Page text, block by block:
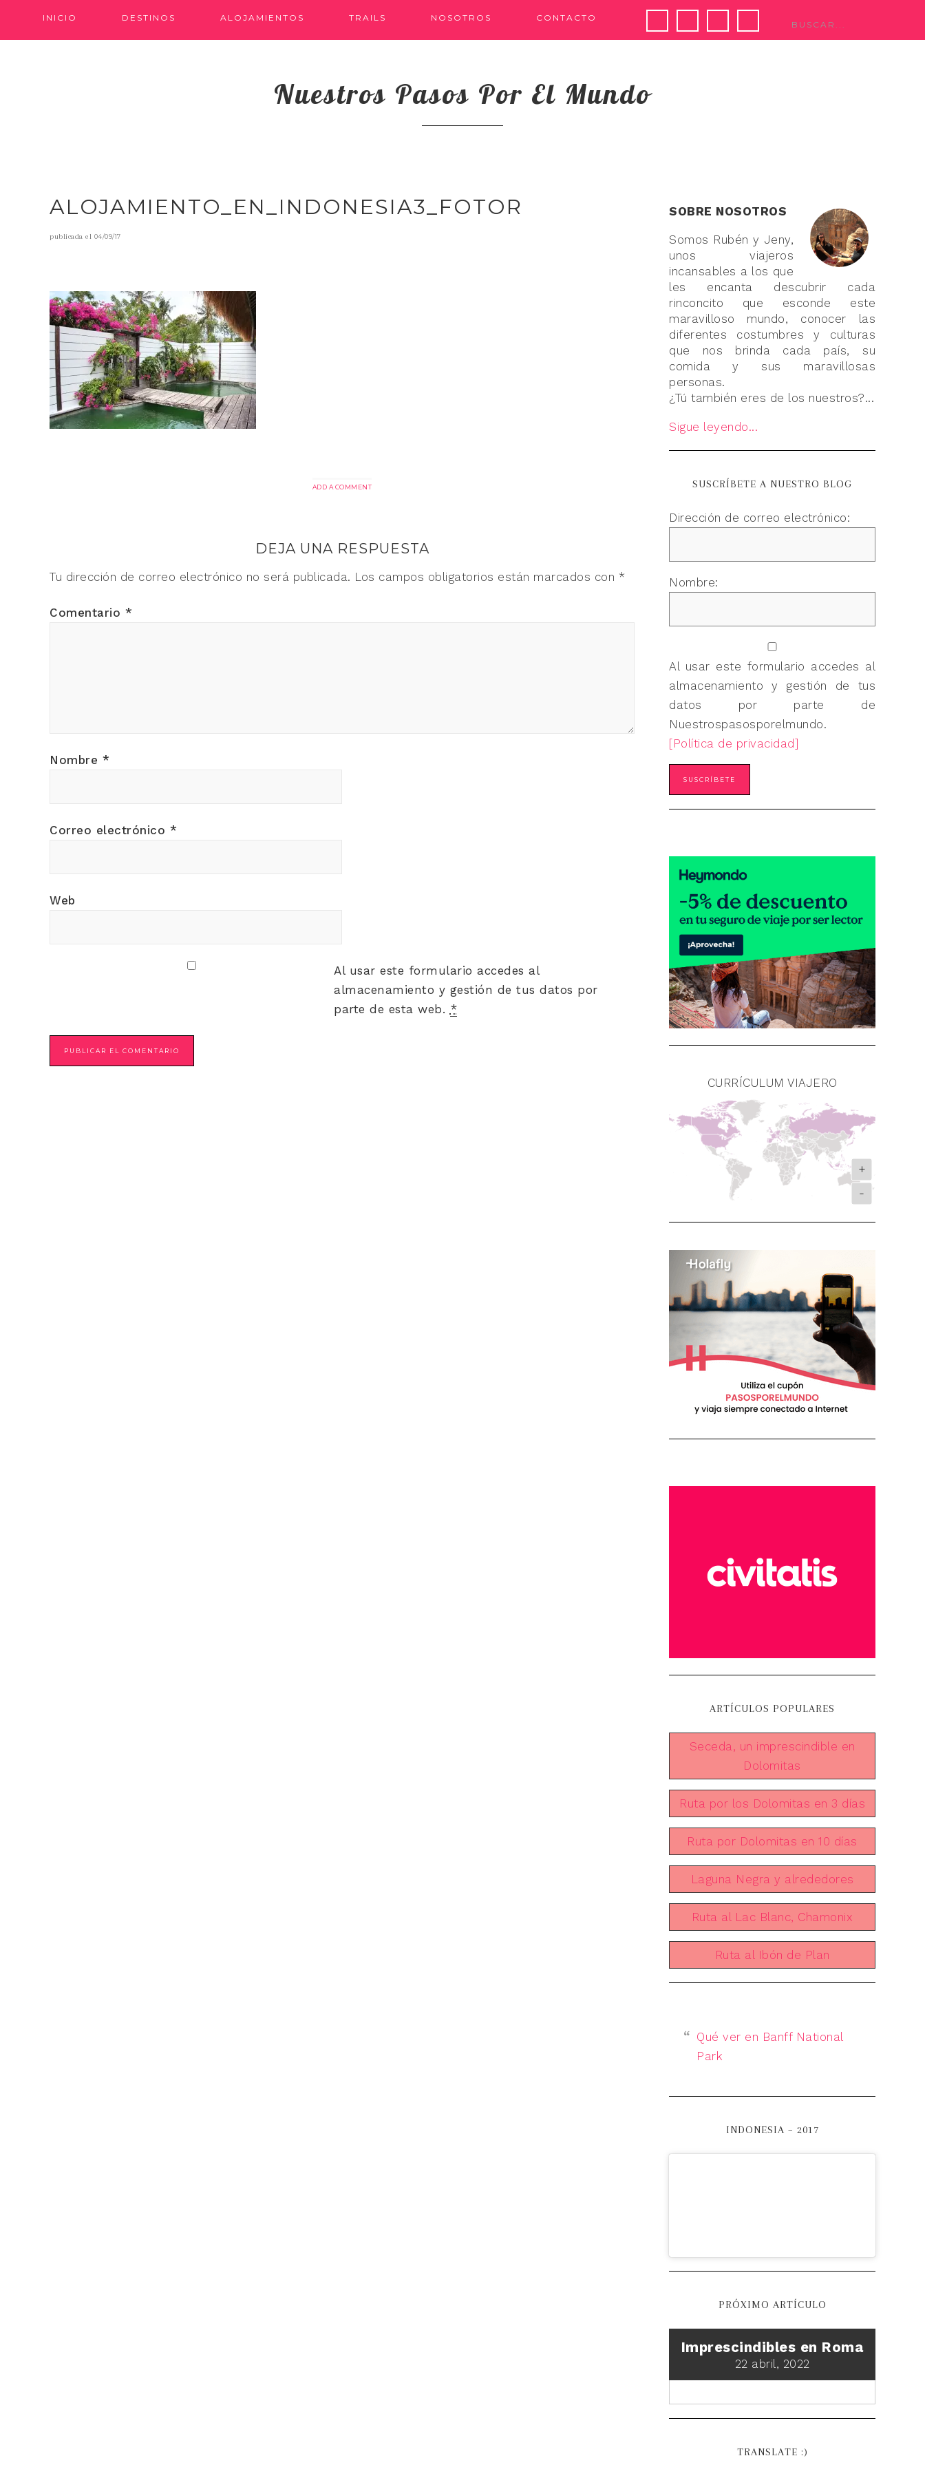
INICIO DESTINOS ALOJAMIENTOS TRAILS NOSOTROS CONTACTO
Nuestros Pasos Por El Mundo
ALOJAMIENTO_EN_INDONESIA3_FOTOR
publicada el 04/09/17
ADD A COMMENT
DEJA UNA RESPUESTA
Tu dirección de correo electrónico no será publicada. Los campos obligatorios están marcados con *
Comentario *
Nombre *
Correo electrónico *
Web
Al usar este formulario accedes al
almacenamiento y gestión de tus datos por
parte de esta web. *
SOBRE NOSOTROS
Somos Rubén y Jeny,
unos viajeros
incansables a los que
les encanta descubrir cada
rinconcito que esconde este
maravilloso mundo, conocer las
diferentes costumbres y culturas
que nos brinda cada país, su
comida y sus maravillosas
personas.
¿Tú también eres de los nuestros?...
Sigue leyendo...
SUSCRÍBETE A NUESTRO BLOG
Dirección de correo electrónico:
Nombre:
Al usar este formulario accedes al
almacenamiento y gestión de tus
datos por parte de
Nuestrospasosporelmundo.
[Política de privacidad]
CURRÍCULUM VIAJERO
+
-
ARTÍCULOS POPULARES
Seceda, un imprescindible en
Dolomitas
Ruta por los Dolomitas en 3 días
Ruta por Dolomitas en 10 días
Laguna Negra y alrededores
Ruta al Lac Blanc, Chamonix
Ruta al Ibón de Plan
Qué ver en Banff National
Park
INDONESIA – 2017
PRÓXIMO ARTÍCULO
Imprescindibles en Roma
22 abril, 2022
TRANSLATE :)